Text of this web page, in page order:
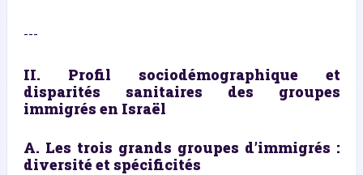
---
II. Profil sociodémographique et
disparités sanitaires des groupes
immigrés en Israël
A. Les trois grands groupes d’immigrés :
diversité et spécificités